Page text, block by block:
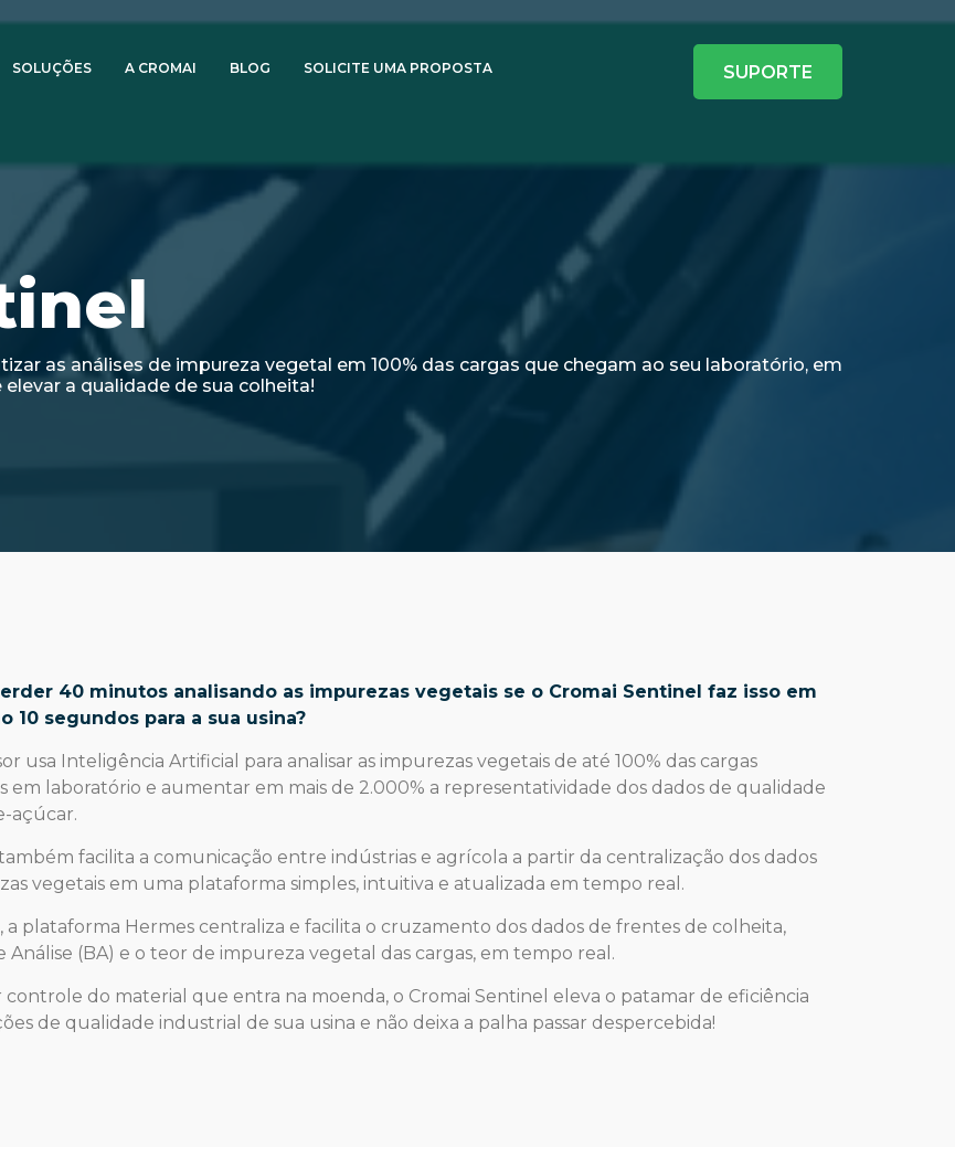
SOLUÇÕES A CROMAI BLOG SOLICITE UMA PROPOSTA SUPORTE
as análises de impureza vegetal em 100% das cargas que chegam ao seu laboratório, em
a qualidade de sua colheita!
40 minutos analisando as impurezas vegetais se o Cromai Sentinel faz isso em
10 segundos para a sua usina?
usa Inteligência Artificial para analisar as impurezas vegetais de até 100% das cargas
em laboratório e aumentar em mais de 2.000% a representatividade dos dados de qualidade
açúcar.
facilita a comunicação entre indústrias e agrícola a partir da centralização dos dados
vegetais em uma plataforma simples, intuitiva e atualizada em tempo real.
a plataforma Hermes centraliza e facilita o cruzamento dos dados de frentes de colheita,
Análise (BA) e o teor de impureza vegetal das cargas, em tempo real.
controle do material que entra na moenda, o Cromai Sentinel eleva o patamar de eficiência
de qualidade industrial de sua usina e não deixa a palha passar despercebida!